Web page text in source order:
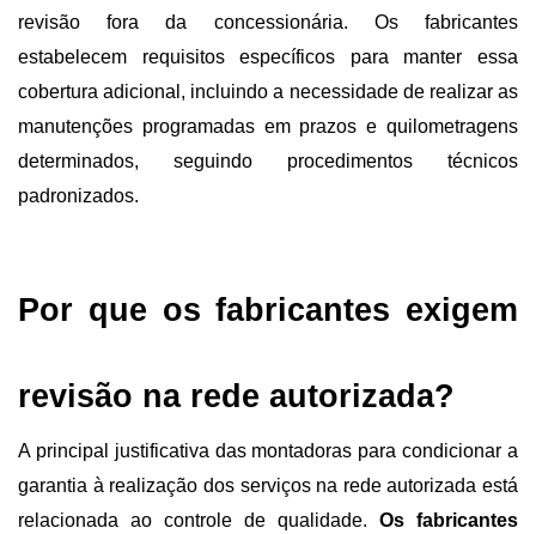
revisão fora da concessionária. Os fabricantes
estabelecem requisitos específicos para manter essa
cobertura adicional, incluindo a necessidade de realizar as
manutenções programadas em prazos e quilometragens
determinados, seguindo procedimentos técnicos
padronizados.
Por que os fabricantes exigem
revisão na rede autorizada?
A principal justificativa das montadoras para condicionar a
garantia à realização dos serviços na rede autorizada está
relacionada ao controle de qualidade. Os fabricantes